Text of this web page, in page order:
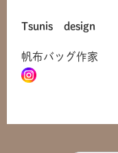
Tsunis design
帆布バッグ作家